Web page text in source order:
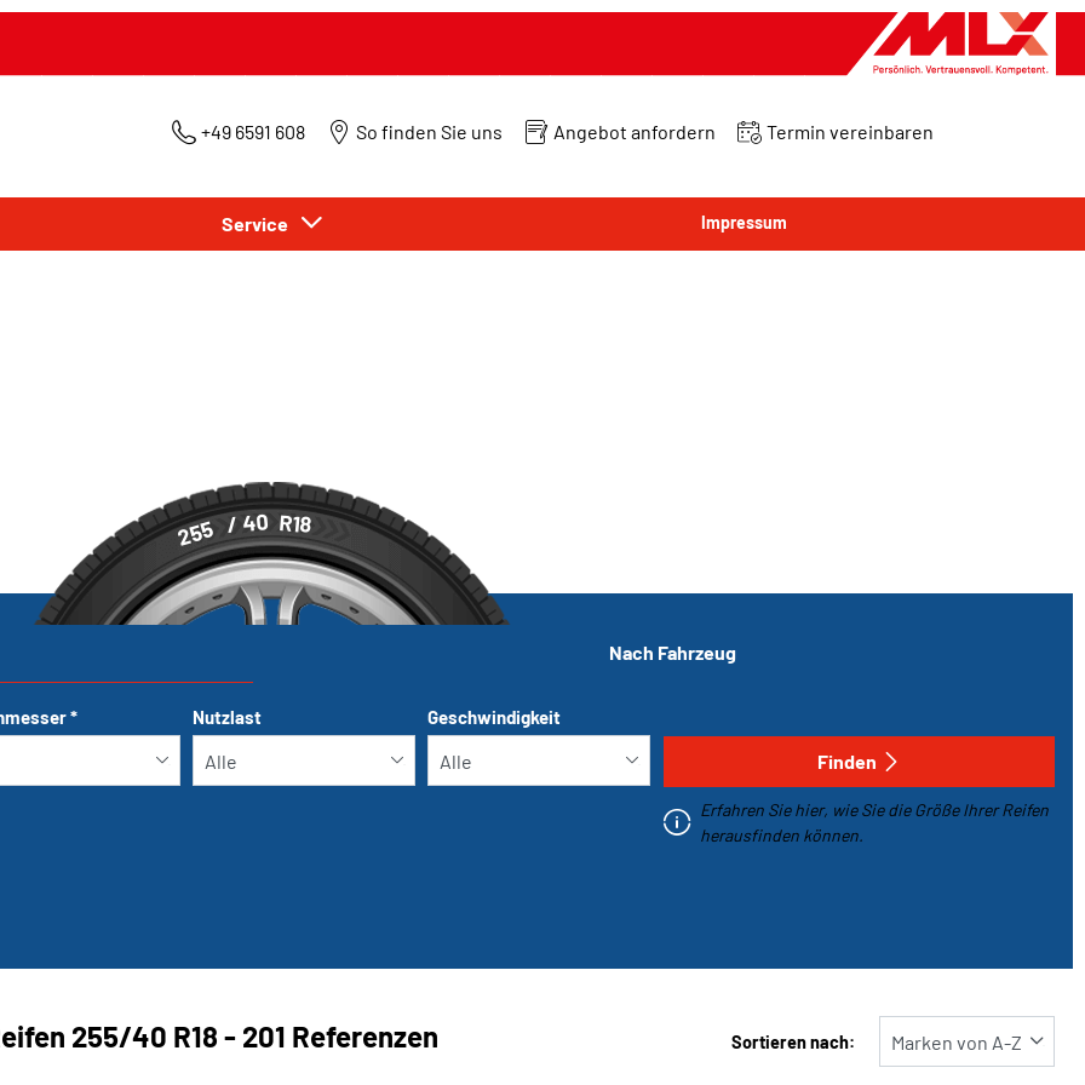
+49 6591 608 So finden Sie uns Angebot anfordern Termin vereinbaren
Service Impressum
255 / 40 R18
Nach Fahrzeug
* Nutzlast Geschwindigkeit
Finden
Erfahren Sie hier, wie Sie die Größe Ihrer Reifen
herausfinden können.
‎255/40 R18 - 201 Referenzen Sortieren nach: